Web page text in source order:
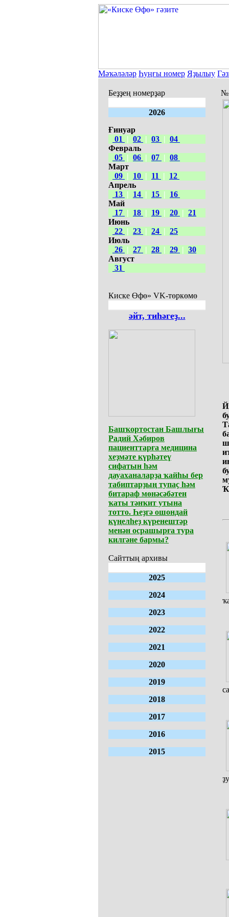
Мәҡәләләр Һуңғы номер Яҙылыу
Беҙҙең номерҙар
2026
Ғинуар
01
| 02 | 03 | 04
Февраль
05 | 06 | 07 | 08
Март
09 | 10 | 11 |
12
Апрель
13 | 14 | 15 |
16
Май
17 | 18 | 19 | 20 | 21
Июнь
22 | 23 | 24 | 25
Июль
26 | 27 | 28 | 29 | 30
Август
31
Киске Өфө» VK-төркөмө
әйт, тиһәгеҙ...
Башҡортостан Башлығы
Радий Хәбиров
пациенттарға медицина
хеҙмәте күрһәтеү
сифатын һәм
дауаханаларҙа ҡайһы бер
табиптарҙың тупаҫ һәм
битараф мөнәсәбәтен
ҡаты тәнҡит утына
тотто. Һеҙгә ошондай
күңелһеҙ күренештәр
менән осрашырға тура
килгәне бармы?
Сайттың архивы
2025
2024
2023
2022
2021
2020
2019
2018
2017
2016
2015